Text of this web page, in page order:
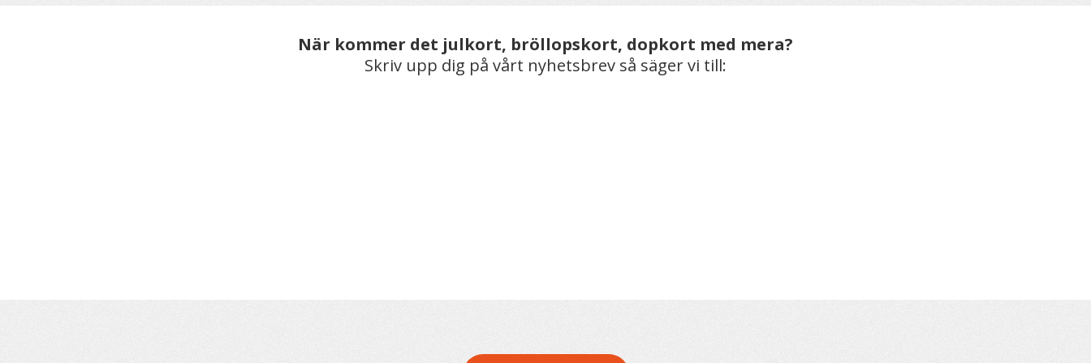
När kommer det julkort, bröllopskort, dopkort med mera?
Skriv upp dig på vårt nyhetsbrev så säger vi till: